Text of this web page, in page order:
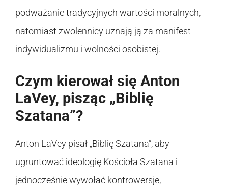
podważanie tradycyjnych wartości moralnych,
natomiast zwolennicy uznają ją za manifest
indywidualizmu i wolności osobistej.
Czym kierował się Anton
LaVey, pisząc „Biblię
Szatana”?
Anton LaVey pisał „Biblię Szatana”, aby
ugruntować ideologię Kościoła Szatana i
jednocześnie wywołać kontrowersje,